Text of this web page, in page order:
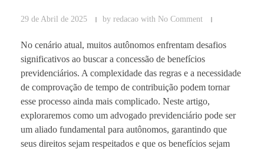
29 de Abril de 2025 by redacao with No Comment
No cenário atual, muitos autônomos enfrentam desafios
significativos ao buscar a concessão de benefícios
previdenciários. A complexidade das regras e a necessidade
de comprovação de tempo de contribuição podem tornar
esse processo ainda mais complicado. Neste artigo,
exploraremos como um advogado previdenciário pode ser
um aliado fundamental para autônomos, garantindo que
seus direitos sejam respeitados e que os benefícios sejam